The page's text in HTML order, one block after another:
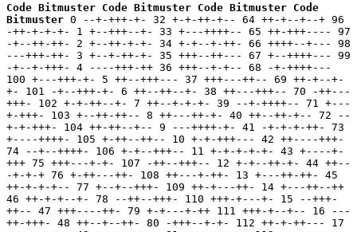
Code Bitmuster Code Bitmuster Code Bitmuster Code
Bitmuster 0 --+-+++-+- 32 +-+-++-+-- 64 ++-+--+--+ 96
-++-+-+-+- 1 +--+++--+- 33 +---++++-- 65 ++-+++---- 97
-+--++-++- 2 +--++-+-+- 34 +-+--+-++- 66 ++++--+--- 98
---+++-++- 3 +--+-++-+- 35 +++--++--- 67 +--++++--- 99
-+--+-+++- 4 ----+++-++ 36 +++--+-+-- 68 -+-++++---
100 +---+++-+- 5 ++--+++--- 37 +++---++-- 69 ++-+--+-
+- 101 -+--+++-+- 6 ++--++--+- 38 ++---+++-- 70 -++---
+++- 102 +-+-++--+- 7 ++--+-+-+- 39 --+-++++-- 71 +---
+-+++- 103 +--++-++-- 8 ++---++-+- 40 ++--++-+-- 72 --
+-+-+++- 104 ++-++--+-- 9 ---++++-+- 41 -+-+-+-++- 73
+----++++- 105 +-++--++-- 10 +-+-+++--- 42 ++----+++-
74 --+--++++- 106 +-+--+++-- 11 +-+-+-+-+- 43 +----+-
+++ 75 +++---+-+- 107 -++--+++-- 12 +-+--++-+- 44 ++--
-+-+-+ 76 +-++---++- 108 ++---+-++- 13 +---++-++- 45
++-+-+-+-- 77 +--+--+++- 109 ++-+---++- 14 +---++--++
46 ++-+-+--+- 78 --++--+++- 110 +++-+---+- 15 --+++-
++-- 47 +++----++- 79 +-+---+-++ 111 +++-+--+-- 16 ---
++-+++- 48 ++--+--++- 80 -+++--+-+- 112 ++-+-++--- 17